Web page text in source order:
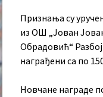
Признања су
из ОШ „Јован
Обрадовић“
награђени са по
Новчане награде